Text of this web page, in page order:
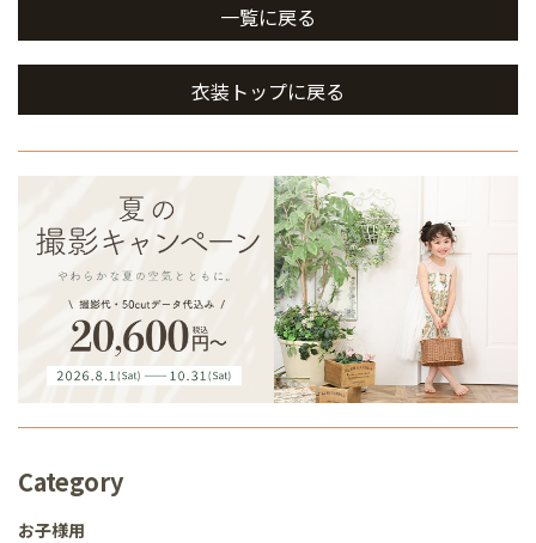
一覧に戻る
衣装トップに戻る
Category
お子様用